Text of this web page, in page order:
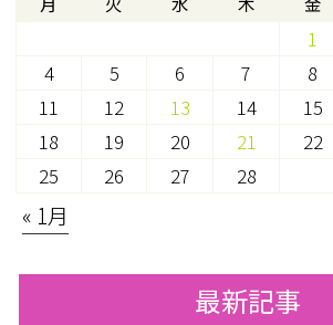
1
4
5 6 7 8
11
12 13 14 15
18
19 20 21 22
25
26 27 28
« 1月
最新記事